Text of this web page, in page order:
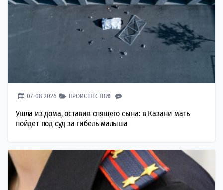
07-08-2026 ПРОИСШЕСТВИЯ
Ушла из дома, оставив спящего сына: в Казани мать
пойдет под суд за гибель малыша